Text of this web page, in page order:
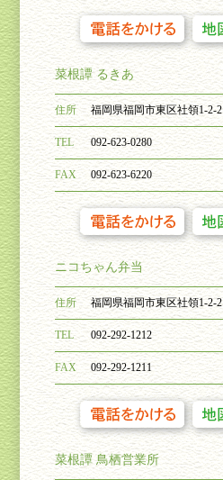
菜根譚 るきあ
住所 福岡県福岡市東区社領1-2-2
TEL 092-623-0280
FAX 092-623-6220
ニコちゃん弁当
住所 福岡県福岡市東区社領1-2-2
TEL 092-292-1212
FAX 092-292-1211
菜根譚 鳥栖営業所